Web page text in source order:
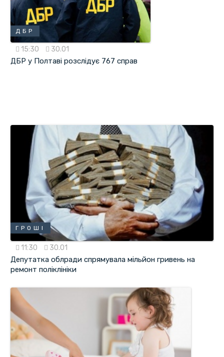
ДБР
15:30 30.01
ДБР у Полтаві розслідує 767 справ
ГРОШІ
11:30 30.01
Депутатка облради спрямувала мільйон гривень на
ремонт поліклініки